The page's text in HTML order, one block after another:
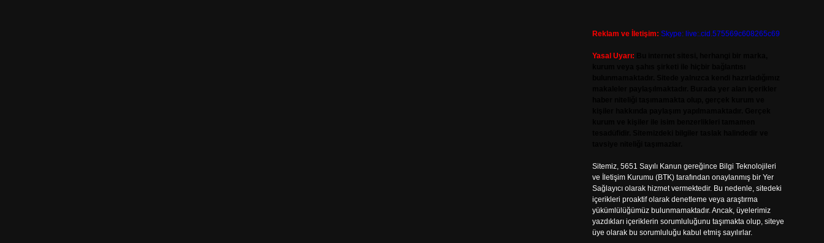
Reklam ve İletişim: Skype: live:.cid.575569c608265c69
Yasal Uyarı:
Sitemiz, 5651 Sayılı Kanun gereğince Bilgi Teknolojileri
ve İletişim Kurumu (BTK) tarafından onaylanmış bir Yer
Sağlayıcı olarak hizmet vermektedir. Bu nedenle, sitedeki
içerikleri proaktif olarak denetleme veya araştırma
yükümlülüğümüz bulunmamaktadır. Ancak, üyelerimiz
yazdıkları içeriklerin sorumluluğunu taşımakta olup, siteye
üye olarak bu sorumluluğu kabul etmiş sayılırlar.